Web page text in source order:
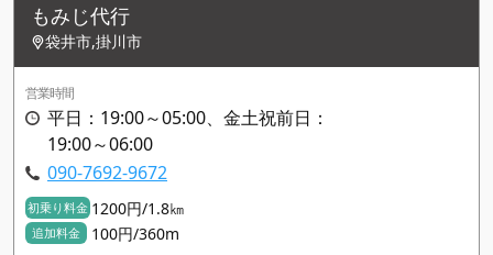
もみじ代行
袋井市,掛川市
営業時間
平日：19:00～05:00、金土祝前日：
19:00～06:00
090-7692-9672
初乗り料金 1200円/1.8㎞
追加料金 100円/360m